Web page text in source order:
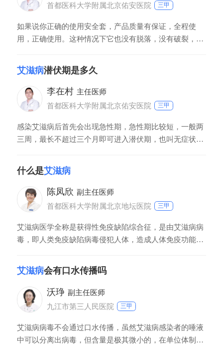
首都医科大学附属北京佑安医院
三甲
如果说你正确的使用安全套，产品质量有保证，全程使
用，正确使用。这种情况下它也没有脱落，没有破裂，我
题，并不是说戴避孕套就彻底安全。第一个，一个是你不
能保证你下一次的时候，套不脱落不破。另外一个就是说
你接触的人越多，对方是阳性的几率越多，你碰见艾滋病
的可能性越大，可能会把自个置于风险之中，所以
艾滋病潜伏期是多久
李在村 主任医师
首都医科大学附属北京佑安医院
三甲
感染艾滋病后首先会出现急性期，急性期比较短，一般两
三周，最长不超过三个月即可进入潜伏期，也叫无症状
10年的无症状期。部分患者仅存在2到5年的无症状期，极
少数患者会长于十年以上不发病。潜伏期患者可能患者不
会出现艾滋病相关症状，但是患者同样会出现正常的发
烧、拉肚子现象。
什么是艾滋病
陈凤欣 副主任医师
首都医科大学附属北京地坛医院
三甲
艾滋病医学全称是获得性免疫缺陷综合征，是由艾滋病病
毒，即人类免疫缺陷病毒侵犯人体，造成人体免疫功能降
导致感染者死亡。因为艾滋病侵犯的是免疫系统，所以如
果免疫系统崩塌之后，会导致很多致病菌进入身体，造成
身体的感染。其次，身体里异常的细胞，比如肿瘤细胞，
在没有免疫功能的控制，会开始不断的复制、
艾滋病会有口水传播吗
沃琤 副主任医师
九江市第三人民医院
三甲
艾滋病病毒不会通过口水传播，虽然艾滋病感染者的唾液
中可以分离出病毒，但含量是极其微小的，在单位体制内